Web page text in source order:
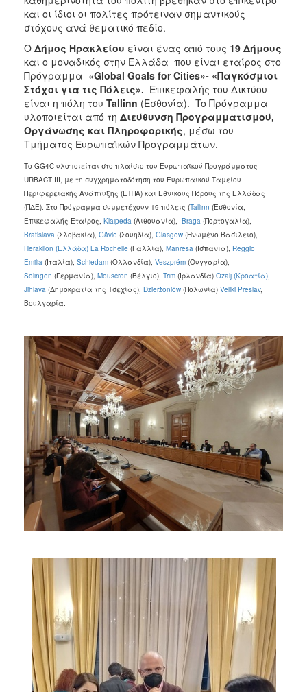
και οι ίδιοι οι πολίτες πρότειναν σημαντικούς
στόχους ανά θεματικό πεδίο.
Ο Δήμος Ηρακλείου είναι ένας από τους 19 Δήμους
και ο μοναδικός στην Ελλάδα που είναι εταίρος στο
Πρόγραμμα «Global Goals for Cities»- «Παγκόσμιοι
Στόχοι για τις Πόλεις». Επικεφαλής του Δικτύου
είναι η πόλη του Tallinn (Εσθονία). To Πρόγραμμα
υλοποιείται από τη Διεύθυνση Προγραμματισμού,
Οργάνωσης και Πληροφορικής, μέσω του
Τμήματος Ευρωπαϊκών Προγραμμάτων.
Το GG4C υλοποιείται στο πλαίσιο του Ευρωπαϊκού Προγράμματος
URBACT III, με τη συγχρηματοδότηση του Ευρωπαϊκού Ταμείου
Περιφερειακής Ανάπτυξης (ΕΤΠΑ) και Εθνικούς Πόρους της Ελλάδας
(ΠΔΕ). Στο Πρόγραμμα συμμετέχουν 19 πόλεις (Tallinn (Εσθονία,
Επικεφαλής Εταίρος, Klaipėda (Λιθουανία), Braga (Πορτογαλία),
Bratislava (Σλοβακία), Gävle (Σουηδία), Glasgow (Ηνωμένο Βασίλειο),
Heraklion (Ελλάδα) La Rochelle (Γαλλία), Manresa (Ισπανία), Reggio
Emilia (Ιταλία), Schiedam (Ολλανδία), Veszprém (Ουγγαρία),
Solingen (Γερμανία), Mouscron (Βέλγιο), Trim (Ιρλανδία) Ozalj (Κροατία),
Jihlava (Δημοκρατία της Τσεχίας), Dzierżoniów (Πολωνία) Veliki Preslav,
Βουλγαρία.